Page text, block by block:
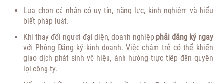
Lựa chọn cá nhân có uy tín, năng lực, kinh nghiệm và hiểu
biết pháp luật.
Khi thay đổi người đại diện, doanh nghiệp phải đăng ký ngay
với Phòng Đăng ký kinh doanh. Việc chậm trễ có thể khiến
giao dịch phát sinh vô hiệu, ảnh hưởng trực tiếp đến quyền
lợi công ty.